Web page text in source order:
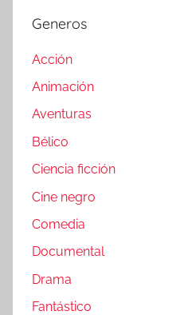
Generos
Acción
Animación
Aventuras
Bélico
Ciencia ficción
Cine negro
Comedia
Documental
Drama
Fantástico